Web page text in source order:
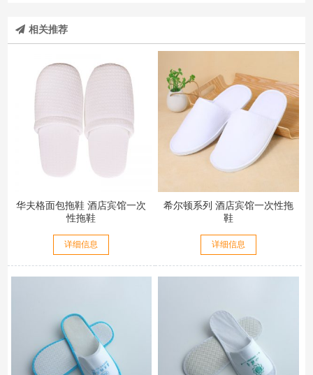
相关推荐
华夫格面包拖鞋 酒店宾馆一次
性拖鞋
详细信息
希尔顿系列 酒店宾馆一次性拖
鞋
详细信息